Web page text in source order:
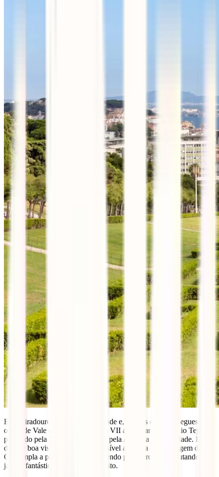
Este miradouro fica dentro da cidade e, através dele, consegues ver
o grande Vale do Parque Eduardo VII até à margem do Rio Tejo,
passando pela Baixa Pombalina e pela Avenida da Liberdade. Em
dias de boa visibilidade, até é possível avistar a outra margem do rio.
Contempla a paisagem e vai descendo pelo parque, desfrutando do
jardim fantástico e cuidado. Gratuito.